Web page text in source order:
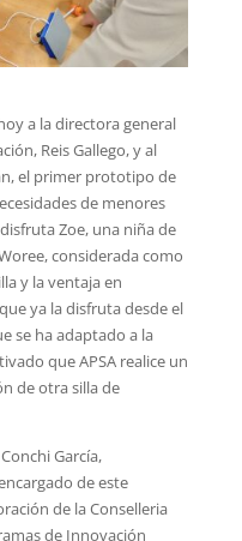
a la directora general
Reis Gallego, y al
el primer prototipo de
de menores
Zoe, una niña de
considerada como
y la ventaja en
ya la disfruta desde el
se ha adaptado a la
que APSA realice un
de otra silla de
García,
de este
de la Conselleria
de Innovación